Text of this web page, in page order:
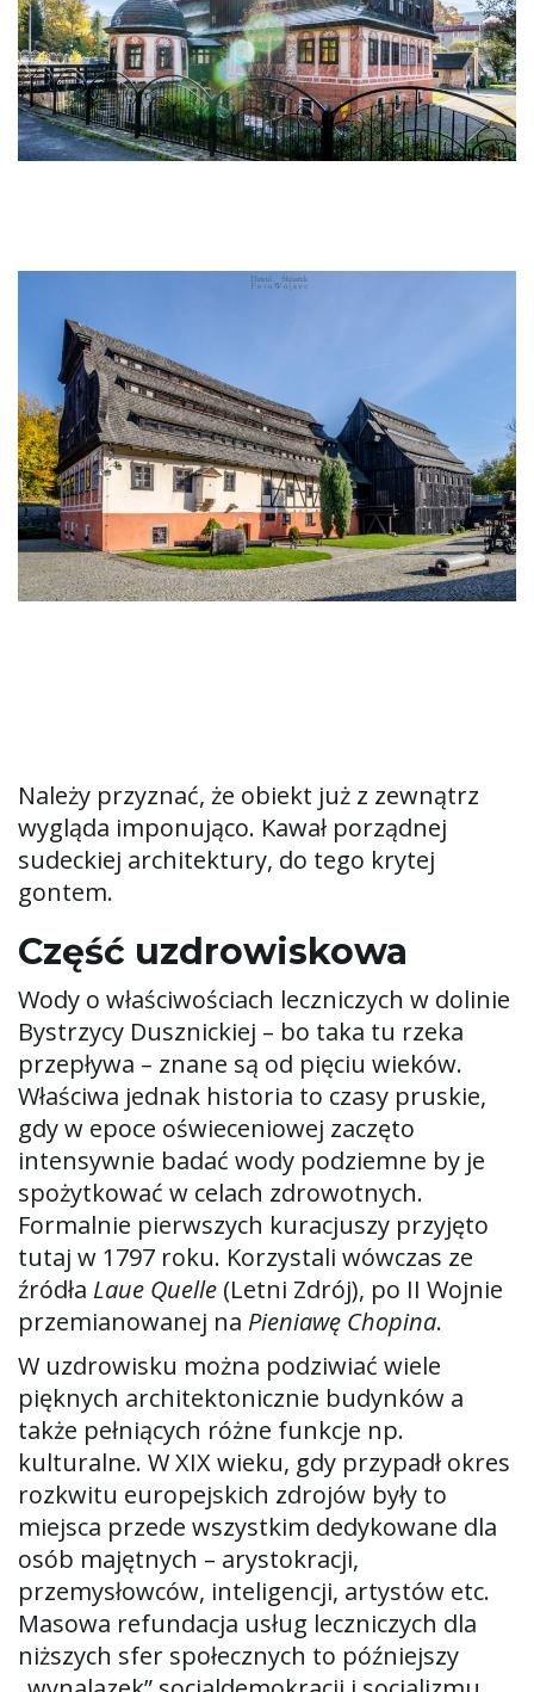
Należy przyznać, że obiekt już z zewnątrz
wygląda imponująco. Kawał porządnej
sudeckiej architektury, do tego krytej
gontem.
Część uzdrowiskowa
Wody o właściwościach leczniczych w dolinie
Bystrzycy Dusznickiej – bo taka tu rzeka
przepływa – znane są od pięciu wieków.
Właściwa jednak historia to czasy pruskie,
gdy w epoce oświeceniowej zaczęto
intensywnie badać wody podziemne by je
spożytkować w celach zdrowotnych.
Formalnie pierwszych kuracjuszy przyjęto
tutaj w 1797 roku. Korzystali wówczas ze
źródła Laue Quelle (Letni Zdrój), po II Wojnie
przemianowanej na Pieniawę Chopina.
W uzdrowisku można podziwiać wiele
pięknych architektonicznie budynków a
także pełniących różne funkcje np.
kulturalne. W XIX wieku, gdy przypadł okres
rozkwitu europejskich zdrojów były to
miejsca przede wszystkim dedykowane dla
osób majętnych – arystokracji,
przemysłowców, inteligencji, artystów etc.
Masowa refundacja usług leczniczych dla
niższych sfer społecznych to późniejszy